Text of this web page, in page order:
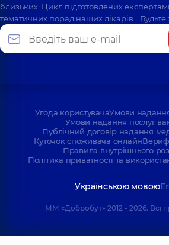
близьких. Цикл підготовлених
тематичних порад наших лікарів… Будьте
Угода користувачаУмови
Умови надання послуг
Публічний договір надання
Куточок споживача онлайн
Правила внутрішнього
Політика приватності та
Українською мовою
ММ «Добробут» 2012 - 2026. Всі